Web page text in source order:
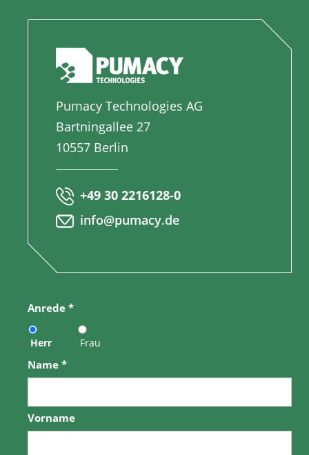
Pumacy Technologies AG
Bartningallee 27
10557 Berlin
+49 30 2216128-0
info@pumacy.de
Anrede *
Herr Frau
Name *
Vorname